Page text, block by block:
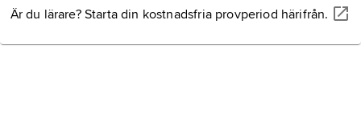
Är du lärare? Starta din kostnadsfria provperiod härifrån.